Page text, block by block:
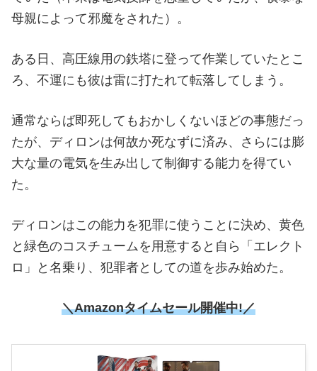
母親によって邪魔をされた）。
ある日、高圧線用の鉄塔に登って作業していたとこ
ろ、不運にも彼は雷に打たれて転落してしまう。
通常ならば即死してもおかしくないほどの事態だっ
たが、ディロンは何故か死なずに済み、さらには膨
大な量の電気を生み出して制御する能力を得てい
た。
ディロンはこの能力を犯罪に使うことに決め、黄色
と緑色のコスチュームを用意すると自ら「エレクト
ロ」と名乗り、犯罪者としての道を歩み始めた。
＼Amazonタイムセール開催中!／